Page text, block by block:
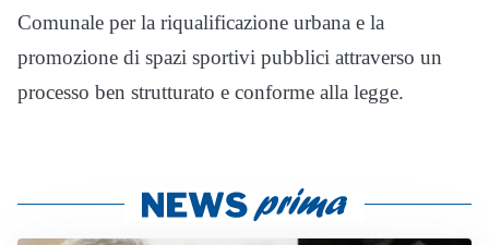
Comunale per la riqualificazione urbana e la
promozione di spazi sportivi pubblici attraverso un
processo ben strutturato e conforme alla legge.